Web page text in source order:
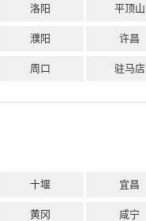
洛阳 平顶山
濮阳 许昌
周口 驻马店
十堰 宜昌
黄冈 咸宁